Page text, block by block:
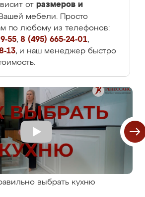
от размеров и
Вашей мебели. Просто
по любому из телефонов:
55, 8 (495) 665-24-01,
13, и наш менеджер быстро
выбрать кухню